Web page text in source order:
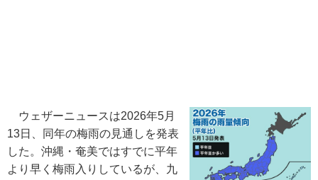
ウェザーニュースは2026年5月
13日、同年の梅雨の見通しを発表
した。沖縄・奄美ではすでに平年
より早く梅雨入りしているが、九